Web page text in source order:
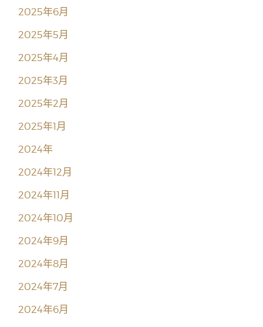
2025年6月
2025年5月
2025年4月
2025年3月
2025年2月
2025年1月
2024年
2024年12月
2024年11月
2024年10月
2024年9月
2024年8月
2024年7月
2024年6月